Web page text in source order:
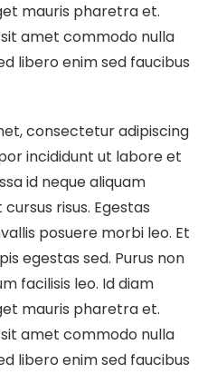
mauris pharetra et.
amet commodo nulla
libero enim sed faucibus
consectetur adipiscing
incididunt ut labore et
id neque aliquam
risus. Egestas
posuere morbi leo. Et
egestas sed. Purus non
facilisis leo. Id diam
mauris pharetra et.
amet commodo nulla
libero enim sed faucibus